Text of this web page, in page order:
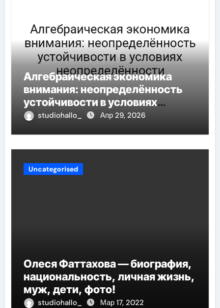
Алгебраическая экономика
внимания: неопределённость
устойчивости в условиях
неопределённости
studiohallo_ Апр 29, 2026
Uncategorised
Олеся Фаттахова — биография,
национальность, личная жизнь,
муж, дети, фото!
studiohallo_ Мар 17, 2022